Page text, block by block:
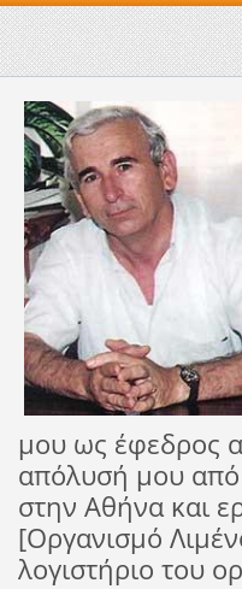
μου ως έφεδρος
απόλυσή μου
στην Αθήνα και
[Οργανισμό
λογιστήριο του